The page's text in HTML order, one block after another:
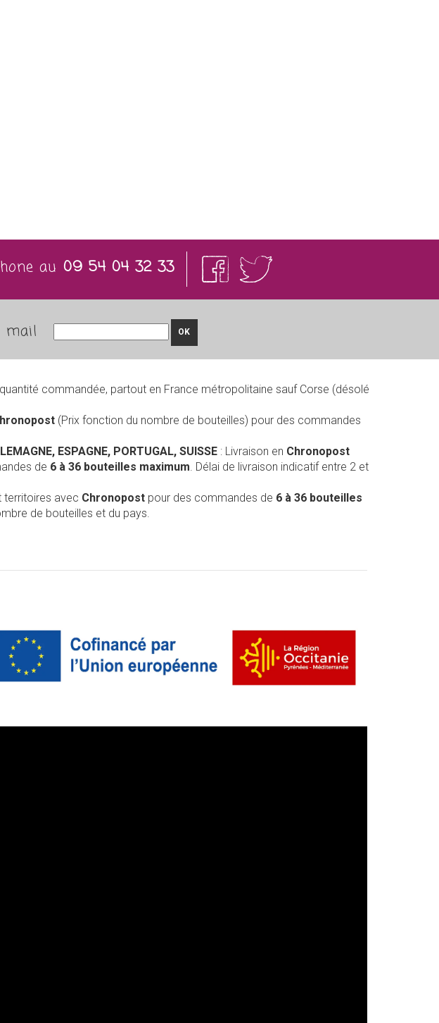
au 09 54 04 32 33
mail OK
commandée, partout en France métropolitaine sauf Corse (désolé
(Prix fonction du nombre de bouteilles) pour des commandes
ESPAGNE, PORTUGAL, SUISSE : Livraison en Chronopost
de 6 à 36 bouteilles maximum. Délai de livraison indicatif entre 2 et
territoires avec Chronopost pour des commandes de 6 à 36 bouteilles
de bouteilles et du pays.